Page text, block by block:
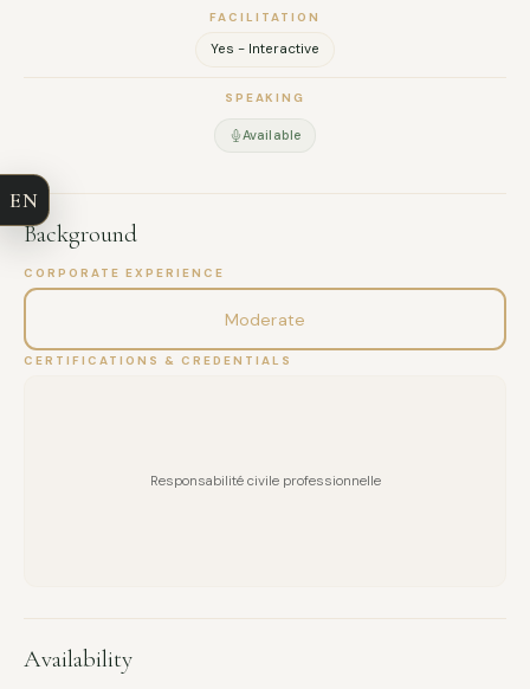
FACILITATION
Yes - Interactive
SPEAKING
Available
Background
CORPORATE EXPERIENCE
Moderate
CERTIFICATIONS & CREDENTIALS
Responsabilité civile professionnelle
Availability
MESSAGE
EN